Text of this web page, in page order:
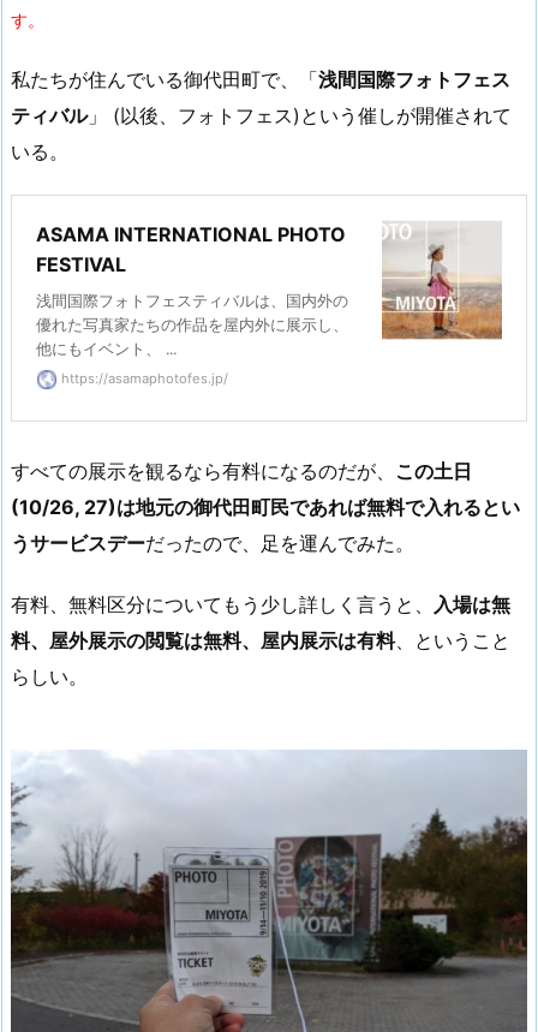
す。
私たちが住んでいる御代田町で、「浅間国際フォトフェス
ティバル」 (以後、フォトフェス)という催しが開催されて
いる。
ASAMA INTERNATIONAL PHOTO
FESTIVAL
浅間国際フォトフェスティバルは、国内外の
優れた写真家たちの作品を屋内外に展示し、
他にもイベント、 ...
https://asamaphotofes.jp/
すべての展示を観るなら有料になるのだが、 この土日
(10/26, 27)は地元の御代田町民であれば無料で入れるとい
うサービスデーだったので、足を運んでみた。
有料、無料区分についてもう少し詳しく言うと、
入場は無
料、屋外展示の閲覧は無料、屋内展示は有料、ということ
らしい。